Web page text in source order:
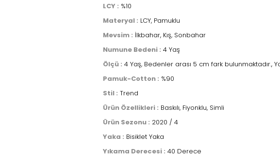
LCY : %10
Materyal : LCY, Pamuklu
Mevsim : İlkbahar, Kış, Sonbahar
Numune Bedeni : 4 Yaş
Ölçü : 4 Yaş, Bedenler arası 5 cm fark bulunmaktadır.,
Pamuk-Cotton : %90
Stil : Trend
Ürün Özellikleri : Baskılı, Fiyonklu, Simli
Ürün Sezonu : 2020 / 4
Yaka : Bisiklet Yaka
Yıkama Derecesi : 40 Derece